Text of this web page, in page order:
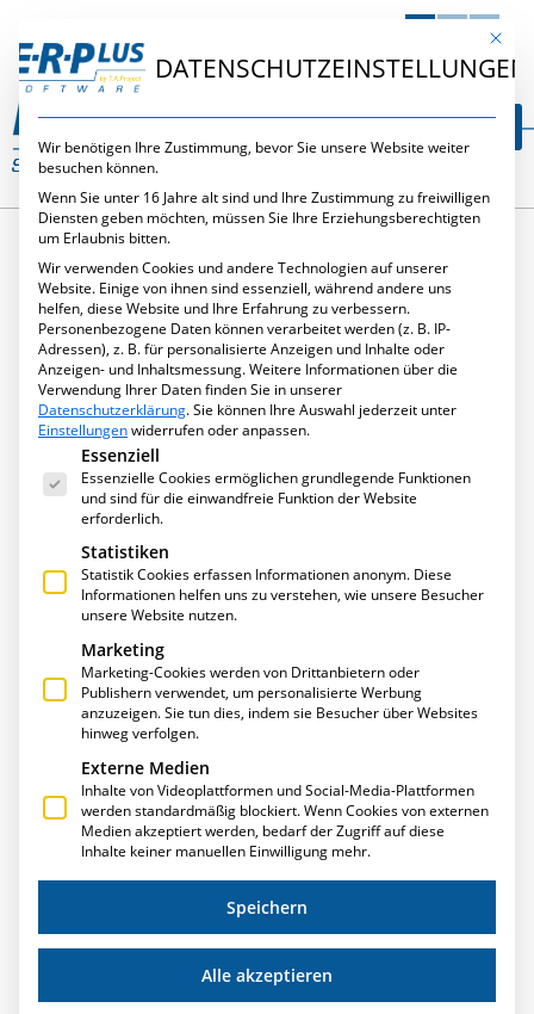
NL
KATEGORIE:
ALLGEMEIN
VIDEO-ON-DEMAND: DER E·R·PLUS-TALK ZUM
THEMA „ZEIT IST GELD – EFFIZIENTES
PROJEKTCONTROLLING IM METALLBAU“
„Zeit ist Geld – Effizientes Projektcontrolling im Metallbau“
ist die erste Sendung aus der E·R·Plus-Reihe
„Ressourcenverwaltung im Metallbau“. Die Talkshow mit
Moderator Peter Rausch, Stephan Lohmann (Dipl.-
Kaufmann und Hauptgeschäftsführer des
Landesverbandes NRW) und Thomas Annies,
Geschäftsführender Gesellschafter von T.A. Project, steht
nun als Video-on-Demand kostenlos zur Verfügung.
Mit
DATENSCHUTZEINSTELLUNGEN
Wir benötigen Ihre Zustimmung, bevor Sie unsere Website weiter
besuchen können.
Wenn Sie unter 16 Jahre alt sind und Ihre Zustimmung zu freiwilligen
Diensten geben möchten, müssen Sie Ihre Erziehungsberechtigten
um Erlaubnis bitten.
Wir verwenden Cookies und andere Technologien auf unserer
Website. Einige von ihnen sind essenziell, während andere uns
helfen, diese Website und Ihre Erfahrung zu verbessern.
Personenbezogene Daten können verarbeitet werden (z. B. IP-
Adressen), z. B. für personalisierte Anzeigen und Inhalte oder
Anzeigen- und Inhaltsmessung.Weitere Informationen über die
Verwendung Ihrer Daten finden Sie in unserer
Datenschutzerklärung.Sie können Ihre Auswahl jederzeit unter
Einstellungenwiderrufen oder anpassen.
Es folgt eine Liste der Service-Gruppen, für die eine
Essenziell
Essenzielle Cookies ermöglichen grundlegende Funktionen
und sind für die einwandfreie Funktion der Website
erforderlich.
Statistiken
Statistik Cookies erfassen Informationen anonym. Diese
Informationen helfen uns zu verstehen, wie unsere Besucher
unsere Website nutzen.
Marketing
Marketing-Cookies werden von Drittanbietern oder
Publishern verwendet, um personalisierte Werbung
anzuzeigen. Sie tun dies, indem sie Besucher über Websites
hinweg verfolgen.
Externe Medien
Inhalte von Videoplattformen und Social-Media-Plattformen
werden standardmäßig blockiert. Wenn Cookies von externen
Medien akzeptiert werden, bedarf der Zugriff auf diese
Inhalte keiner manuellen Einwilligung mehr.
Speichern
Alle akzeptieren